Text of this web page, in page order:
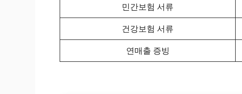
민간보험 서류
건강보험 서류
연매출 증빙